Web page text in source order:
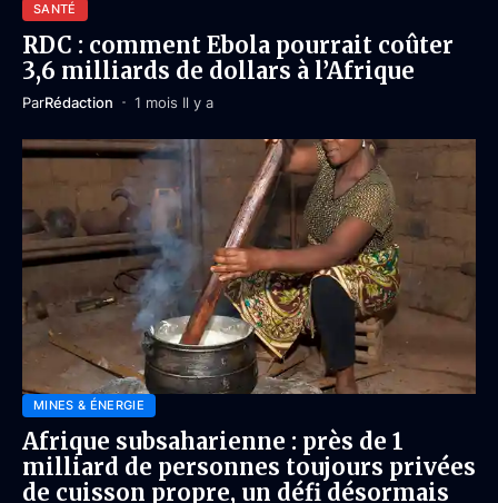
SANTÉ
RDC : comment Ebola pourrait coûter
3,6 milliards de dollars à l’Afrique
ParRédaction 1 mois Il y a
MINES & ÉNERGIE
Afrique subsaharienne : près de 1
milliard de personnes toujours privées
de cuisson propre, un défi désormais